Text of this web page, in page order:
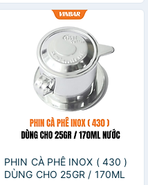
PHIN CÀ PHÊ INOX ( 430 )
DÙNG CHO 25GR / 170ML